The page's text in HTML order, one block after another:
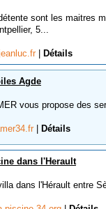
sont les maitres
5...
Détails
Agde
vous propose des
Détails
dans l'Herault
dans l'Hérault entre